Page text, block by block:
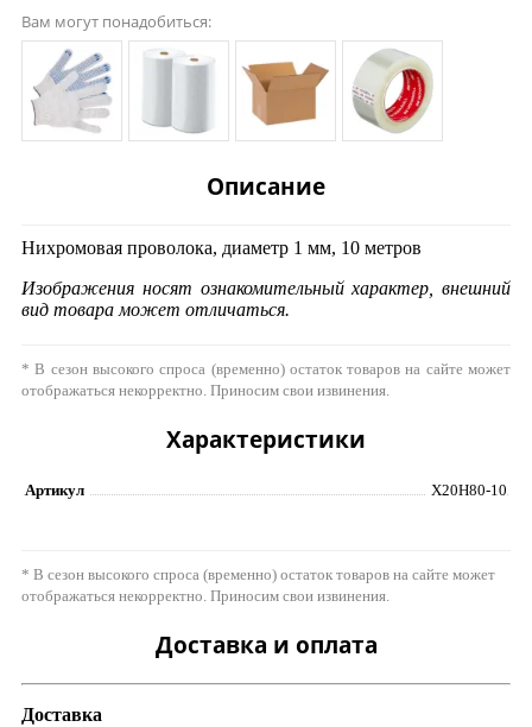
Вам могут понадобиться:
Описание
Нихромовая проволока, диаметр 1 мм, 10 метров
Изображения носят ознакомительный характер, внешний
вид товара может отличаться.
* В сезон высокого спроса (временно) остаток товаров на сайте может
отображаться некорректно. Приносим свои извинения.
Характеристики
Артикул Х20Н80-10
* В сезон высокого спроса (временно) остаток товаров на сайте может
отображаться некорректно. Приносим свои извинения.
Доставка и оплата
Доставка